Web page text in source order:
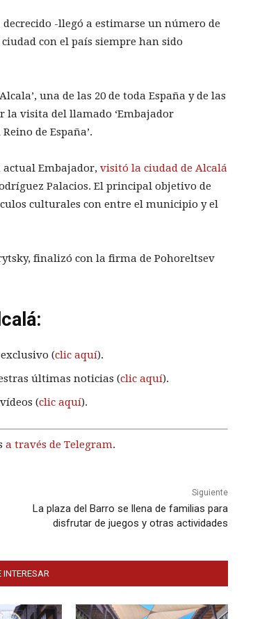
-llegó a estimarse un número de
con el país siempre han sido
una de las 20 de toda España y de las
la visita del llamado ‘Embajador
de España’.
actual Embajador, visitó la ciudad de Alcalá
Palacios. El principal objetivo de
culturales con entre el municipio y el
finalizó con la firma de Pohoreltsev
(clic aquí).
últimas noticias (clic aquí).
(clic aquí).
a través de Telegram.
Siguiente
La plaza del Barro se llena de familias para
disfrutar de juegos y otras actividades
INTERESAR